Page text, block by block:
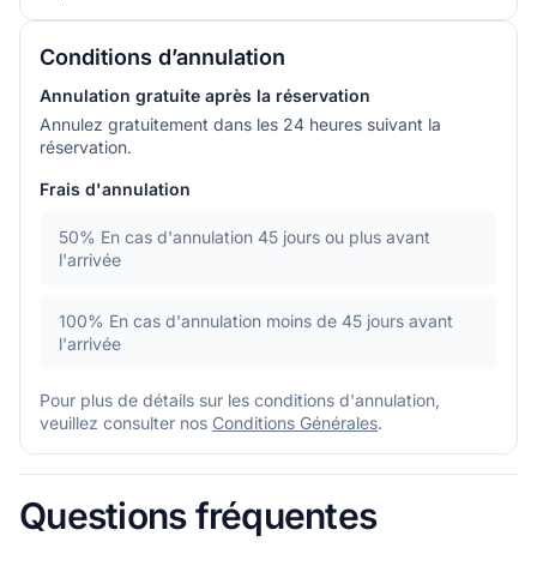
Conditions d’annulation
Annulation gratuite après la réservation
Annulez gratuitement dans les 24 heures suivant la
réservation.
Frais d'annulation
50% En cas d'annulation 45 jours ou plus avant
l'arrivée
100% En cas d'annulation moins de 45 jours avant
l'arrivée
Pour plus de détails sur les conditions d'annulation,
veuillez consulter nos Conditions Générales.
Questions fréquentes